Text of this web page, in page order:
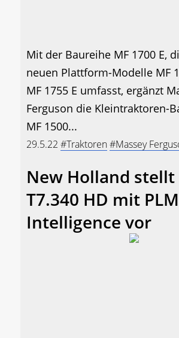
Mit der Baureihe MF 1700 E,
neuen Plattform-Modelle MF
MF 1755 E umfasst, ergänzt
Ferguson die Kleintraktoren-
MF 1500...
29.5.22 #Traktoren#Massey
New Holland stellt
T7.340 HD mit PLM
Intelligence vor